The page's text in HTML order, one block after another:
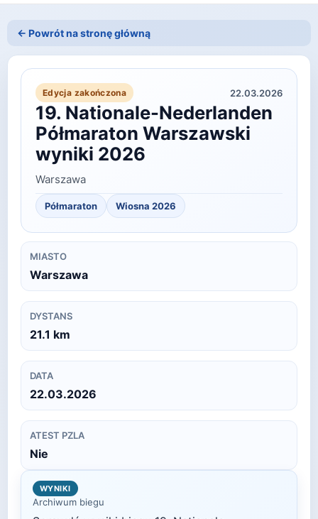
← Powrót na stronę główną
Edycja zakończona 22.03.2026
19. Nationale-Nederlanden
Półmaraton Warszawski
wyniki 2026
Warszawa
Półmaraton Wiosna 2026
MIASTO
Warszawa
DYSTANS
21.1 km
DATA
22.03.2026
ATEST PZLA
Nie
WYNIKI
Archiwum biegu